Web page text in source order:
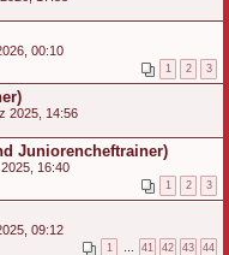
00:10
1 2 3
2025, 14:56
Juniorencheftrainer)
16:40
1 2 3
09:12
1 41 42 43 44